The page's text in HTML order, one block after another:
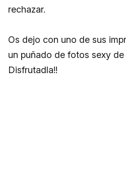
rechazar.
Os dejo con uno de sus
un puñado de fotos sexy de
Disfrutadla!!